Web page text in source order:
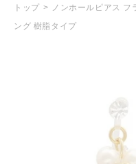
トップ
ノンホールピアス フ
ング 樹脂タイプ